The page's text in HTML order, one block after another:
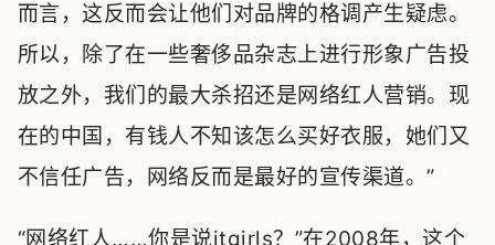
而言，这反而会让他们对品牌的格调产生疑虑。
所以，除了在一些奢侈品杂志上进行形象广告投
放之外，我们的最大杀招还是网络红人营销。现
在的中国，有钱人不知该怎么买好衣服，她们又
不信任广告，网络反而是最好的宣传渠道。”
“网络红人……你是说itgirls？”在2008年，这个